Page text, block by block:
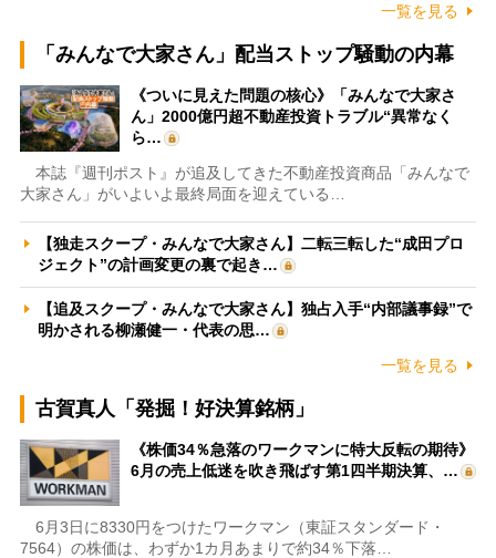
一覧を見る
「みんなで大家さん」配当ストップ騒動の内幕
《ついに見えた問題の核心》「みんなで大家さ
ん」2000億円超不動産投資トラブル“異常なく
ら…
本誌『週刊ポスト』が追及してきた不動産投資商品「みんなで
大家さん」がいよいよ最終局面を迎えている…
【独走スクープ・みんなで大家さん】二転三転した“成田プロ
ジェクト”の計画変更の裏で起き…
【追及スクープ・みんなで大家さん】独占入手“内部議事録”で
明かされる柳瀬健一・代表の思…
一覧を見る
古賀真人「発掘！好決算銘柄」
《株価34％急落のワークマンに特大反転の期待》
6月の売上低迷を吹き飛ばす第1四半期決算、…
6月3日に8330円をつけたワークマン（東証スタンダード・
7564）の株価は、わずか1カ月あまりで約34％下落…